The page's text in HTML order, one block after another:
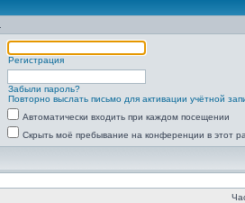
Регистрация
Забыли пароль?
Повторно выслать письмо для активации учётной
Автоматически входить при каждом посещении
Скрыть моё пребывание на конференции в этот